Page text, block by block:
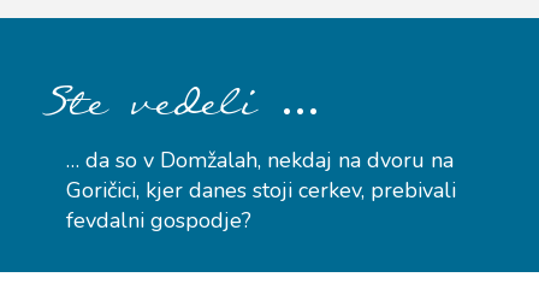
Ste vedeli …
… da so v Domžalah, nekdaj na dvoru na
Goričici, kjer danes stoji cerkev, prebivali
fevdalni gospodje?